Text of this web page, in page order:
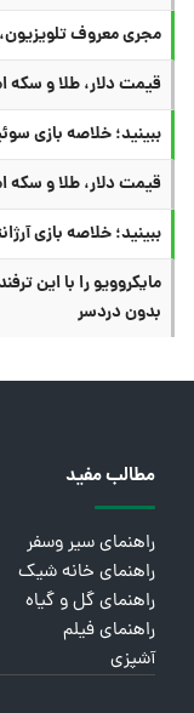
مجری معروف
قیمت دلار، طلا و سکه امروز
ببینید؛ خلاصه بازی سوئیس ۰ (۴) - کلمبیا ۰ (۳) در
قیمت دلار، طلا و سکه امروز
ببینید؛ خلاصه بازی آرژانتین ۳ - مصر ۲ در
بدون دردسر
مطالب مفید
راهنمای سیر وسفر
راهنمای خانه شیک
راهنمای گل و گیاه
راهنمای فیلم
آشپزی